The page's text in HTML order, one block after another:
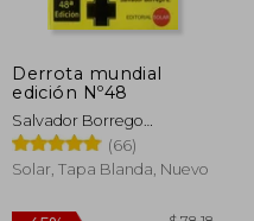
Derrota mundial
edición Nº48
Salvador Borrego
Escalante
(66)
Solar, Tapa Blanda, Nuevo